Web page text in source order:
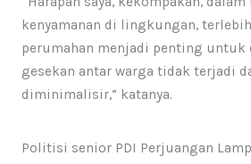
kenyamanan di lingkungan,
perumahan menjadi penting untuk
gesekan antar warga tidak terjadi
diminimalisir,” katanya.
Politisi senior PDI Perjuangan